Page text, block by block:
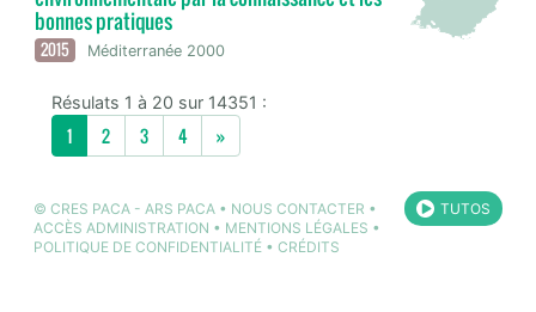
bonnes pratiques
2015 Méditerranée 2000
Résulats 1 à 20 sur 14351 :
1 2 3 4 »Next
©CRES PACA -ARS PACA • NOUS CONTACTER •
ACCÈS ADMINISTRATION • MENTIONS LÉGALES •
POLITIQUE DE CONFIDENTIALITÉ •CRÉDITS
TUTOS